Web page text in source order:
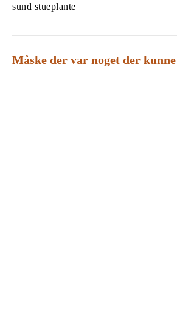
sund stueplante
Måske der var noget der